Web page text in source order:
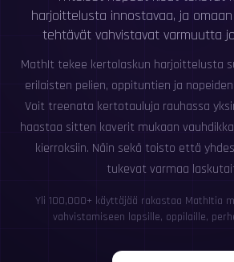
harjoittelusta innostavaa, ja
tehtävät vahvistavat varmuutta
MathIt tekee kertolaskun harjoittelusta
erilaisten pelien, oppituntien ja
Voit treenata kertotauluja rauhassa
haastaa sitten kaverit mukaan
kierroksiin. Näin sekä toisto että
tukevat varmaa
Yli 100,000+ käyttäjää rakastaa MathItia
vahvistamiseen lapsille, oppilaille,